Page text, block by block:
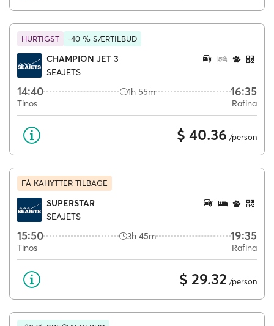
HURTIGST -40 % SÆRTILBUD
CHAMPION JET 3
SEAJETS
14:40 1h 55m 16:35
Tinos Rafina
$ 40.36 /person
FÅ KAHYTTER TILBAGE
SUPERSTAR
SEAJETS
15:50 3h 45m 19:35
Tinos Rafina
$ 29.32 /person